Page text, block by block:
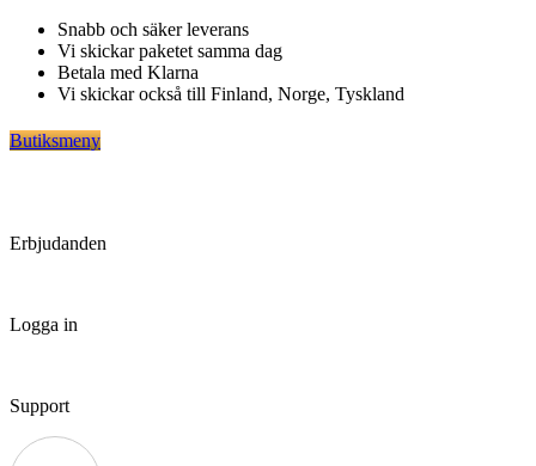
Hoppa
innehåll
Snabb och säker leverans
Vi skickar paketet samma dag
Betala med Klarna
Vi skickar också till Finland, Norge, Tyskland
Butiksmeny
Erbjudanden
Logga in
Support